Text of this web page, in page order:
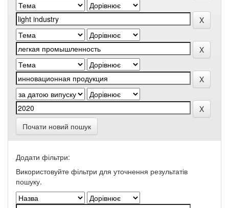
Почати новий пошук
Додати фільтри:
Використовуйте фільтри для уточнення результатів
пошуку.